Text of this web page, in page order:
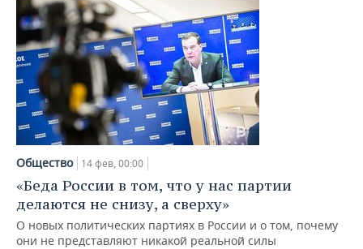
Общество 14 фев, 00:00
«Беда России в том, что у нас партии
делаются не снизу, а сверху»
О новых политических партиях в России и о том, почему
они не представляют никакой реальной силы